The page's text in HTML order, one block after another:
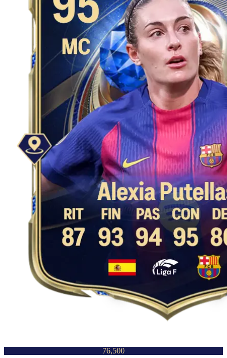
76,500